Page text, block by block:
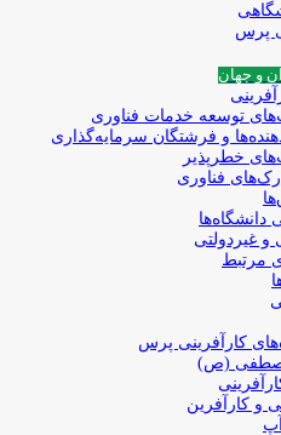
پرس
و جهان
توسعه‌ خدمات فناوری
و فرشتگان‌ سرمایه‌گذاری
خطرپذیر
فناوری
دانشگاه‌ها
و غیردولتی
مرتبط
کارآفرینی‌ پرس
(ص)
و کارآفرین